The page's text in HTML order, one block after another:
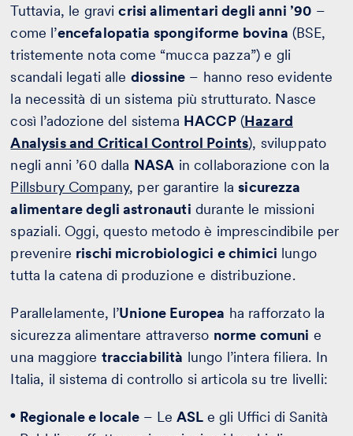
Tuttavia, le gravicrisi alimentari degli anni ’90 –
come l’encefalopatia spongiforme bovina (BSE,
tristemente nota come “mucca pazza”) e gli
scandali legati alle diossine – hanno reso evidente
la necessità di un sistema più strutturato. Nasce
così l’adozione del sistema HACCP(Hazard
Analysis and Critical Control Points), sviluppato
negli anni ’60 dalla NASA in collaborazione con la
Pillsbury Company, per garantire lasicurezza
alimentare degli astronauti durante le missioni
spaziali. Oggi, questo metodo è imprescindibile per
prevenire rischi microbiologici e chimici lungo
tutta la catena di produzione e distribuzione.
Parallelamente, l’Unione Europea ha rafforzato la
sicurezza alimentare attraverso norme comuni e
una maggiore tracciabilità lungo l’intera filiera. In
Italia, il sistema di controllo si articola su tre livelli:
Regionale e locale – LeASL e gli Uffici di Sanità